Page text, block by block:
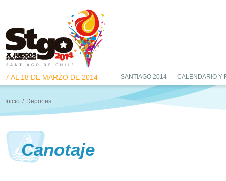
7 AL 18 DE MARZO DE 2014 SANTIAGO 2014 CALENDARIO Y
Inicio / Deportes
Canotaje